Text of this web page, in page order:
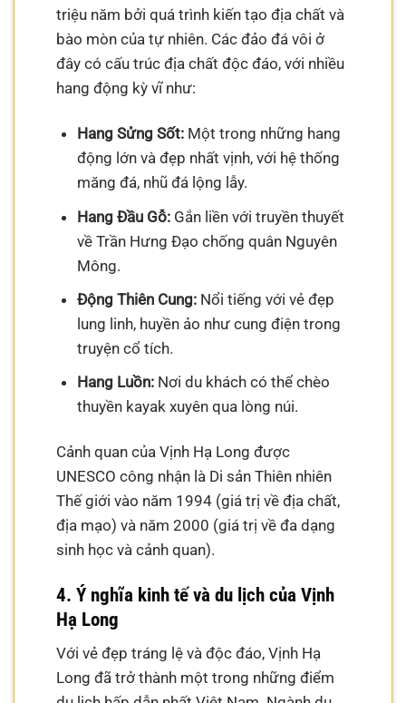
triệu năm bởi quá trình kiến tạo địa chất và
bào mòn của tự nhiên. Các đảo đá vôi ở
đây có cấu trúc địa chất độc đáo, với nhiều
hang động kỳ vĩ như:
Hang Sửng Sốt:Một trong những hang
động lớn và đẹp nhất vịnh, với hệ thống
măng đá, nhũ đá lộng lẫy.
Hang Đầu Gỗ:Gắn liền với truyền thuyết
về Trần Hưng Đạo chống quân Nguyên
Mông.
Động Thiên Cung:Nổi tiếng với vẻ đẹp
lung linh, huyền ảo như cung điện trong
truyện cổ tích.
Hang Luồn:Nơi du khách có thể chèo
thuyền kayak xuyên qua lòng núi.
Cảnh quan của Vịnh Hạ Long được
UNESCO công nhận là Di sản Thiên nhiên
Thế giới vào năm 1994 (giá trị về địa chất,
địa mạo) và năm 2000 (giá trị về đa dạng
sinh học và cảnh quan).
4. Ý nghĩa kinh tế và du lịch của Vịnh
Hạ Long
Với vẻ đẹp tráng lệ và độc đáo, Vịnh Hạ
Long đã trở thành một trong những điểm